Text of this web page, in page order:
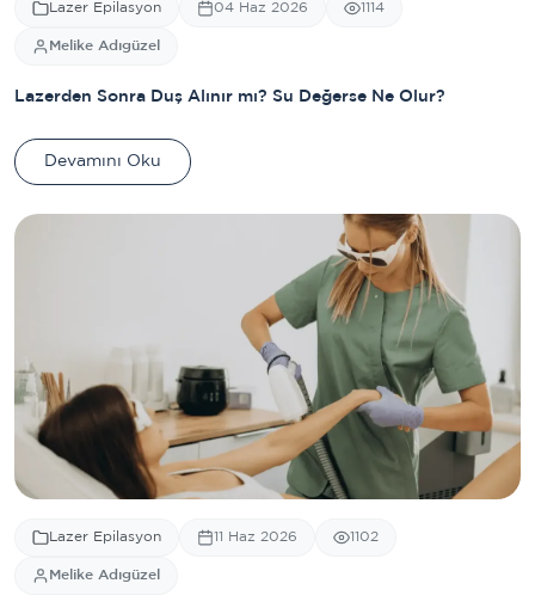
Lazer Epilasyon 04 Haz 2026 1114
Melike Adıgüzel
Lazerden Sonra Duş Alınır mı? Su Değerse Ne Olur?
Devamını Oku
Lazer Epilasyon 11 Haz 2026 1102
Melike Adıgüzel